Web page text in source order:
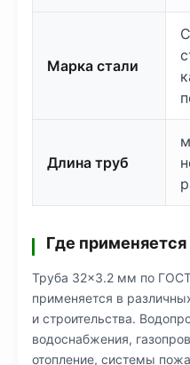
Марка стали
Длина труб
Где применяется
Труба 32×3.2 мм по
применяется в
и строительства.
водоснабжения,
отопление, системы